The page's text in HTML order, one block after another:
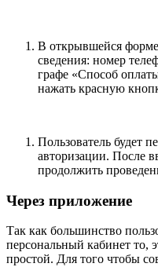
В открывшейся
сведения: номер
графе «Способ
нажать красную
Пользователь будет
авторизации. После
продолжить
Через приложение
Так как большинство
персональный кабинет то,
простой. Для того чтобы